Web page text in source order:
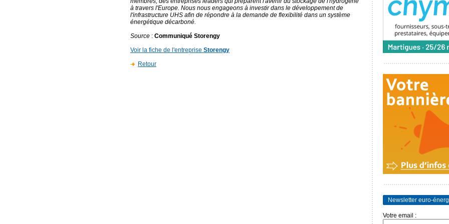
à travers l'Europe. Nous nous engageons à investir dans le développement de
l'infrastructure UHS afin de répondre à la demande de flexibilité dans un système
énergétique décarboné.
Source : Communiqué Storengy
Voir la fiche de l'entreprise Storengy
Retour
Newsletter euro-
Votre email :